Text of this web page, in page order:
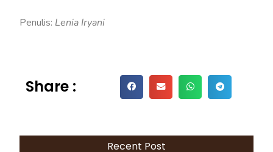
Penulis: Lenia Iryani
Share :
Recent Post